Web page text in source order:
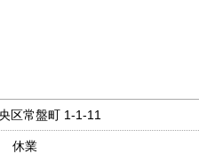
区常盤町 1-1-11
休業